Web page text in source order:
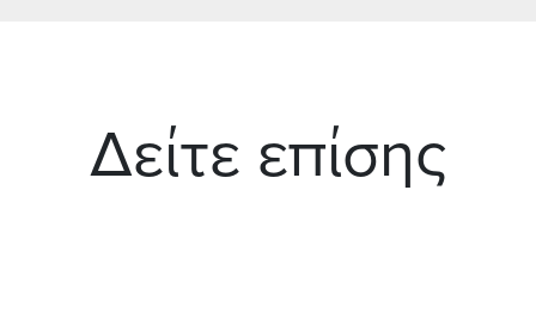
Δείτε επίσης